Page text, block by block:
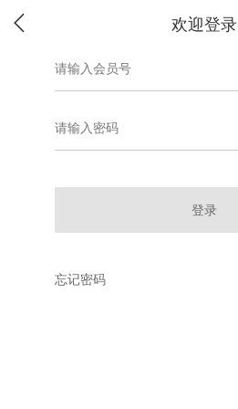
欢迎登录
登录
忘记密码